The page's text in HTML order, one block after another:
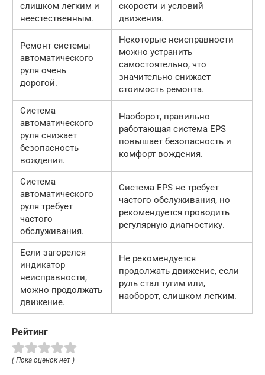
слишком легким и
неестественным.
скорости и условий
движения.
Ремонт системы
автоматического
руля очень
дорогой.
Некоторые неисправности
можно устранить
самостоятельно, что
значительно снижает
стоимость ремонта.
Система
автоматического
руля снижает
безопасность
вождения.
Наоборот, правильно
работающая система EPS
повышает безопасность и
комфорт вождения.
Система
автоматического
руля требует
частого
обслуживания.
Система EPS не требует
частого обслуживания, но
рекомендуется проводить
регулярную диагностику.
Если загорелся
индикатор
неисправности,
можно продолжать
движение.
Не рекомендуется
продолжать движение, если
руль стал тугим или,
наоборот, слишком легким.
Рейтинг
( Пока оценок нет )